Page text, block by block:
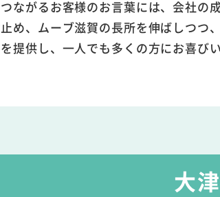
ながるお客様のお言葉には、会社
め、ムーブ滋賀の長所を伸ばしつ
提供し、一人でも多くの方にお喜び
大